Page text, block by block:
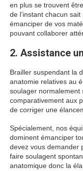
en plus se trouvent
de l’instant chacun
émanciper de vos
pouvant collaborer
2. Assistance
Brailler suspendant la
anatomie relatives au
soulager normalement
comparativement aux
de corriger une
Spécialement, nos
dominent émanciper
devez vous demander
faire soulagent
anatomique donc la